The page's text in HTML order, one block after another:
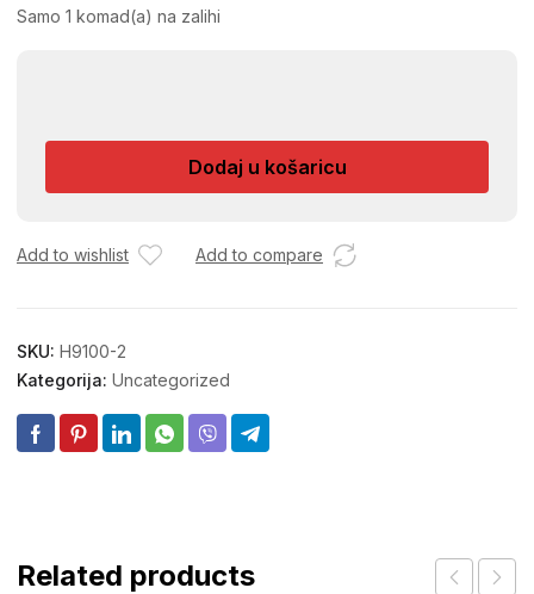
Samo 1 komad(a) na zalihi
VANJSKA
NIKL
Dodaj u košaricu
Add to wishlist Add to compare
SKU: H9100-2
Kategorija: Uncategorized
Related products